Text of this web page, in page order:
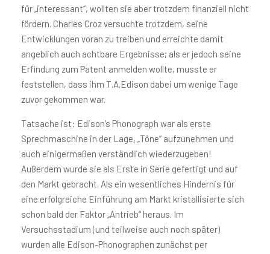
für „interessant“, wollten sie aber trotzdem finanziell nicht
fördern. Charles Croz versuchte trotzdem, seine
Entwicklungen voran zu treiben und erreichte damit
angeblich auch achtbare Ergebnisse; als er jedoch seine
Erfindung zum Patent anmelden wollte, musste er
feststellen, dass ihm T.A.Edison dabei um wenige Tage
zuvor gekommen war.
Tatsache ist: Edison’s Phonograph war als erste
Sprechmaschine in der Lage, „Töne“ aufzunehmen und
auch einigermaßen verständlich wiederzugeben!
Außerdem wurde sie als Erste in Serie gefertigt und auf
den Markt gebracht. Als ein wesentliches Hindernis für
eine erfolgreiche Einführung am Markt kristallisierte sich
schon bald der Faktor „Antrieb“ heraus. Im
Versuchsstadium (und teilweise auch noch später)
wurden alle Edison-Phonographen zunächst per